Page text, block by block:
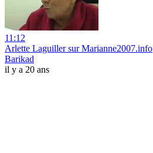
11:12
Arlette Laguiller sur Marianne2007.info
Barikad
il y a 20 ans